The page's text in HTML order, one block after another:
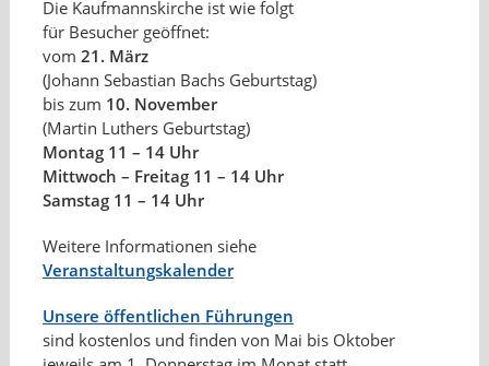
Die Kaufmannskirche ist wie folgt
für Besucher geöffnet:
vom 21. März
(Johann Sebastian Bachs Geburtstag)
bis zum 10. November
(Martin Luthers Geburtstag)
Montag 11 – 14 Uhr
Mittwoch – Freitag 11 – 14 Uhr
Samstag 11 – 14 Uhr
Weitere Informationen siehe
Veranstaltungskalender
Unsere öffentlichen Führungen
sind kostenlos und finden von Mai bis Oktober